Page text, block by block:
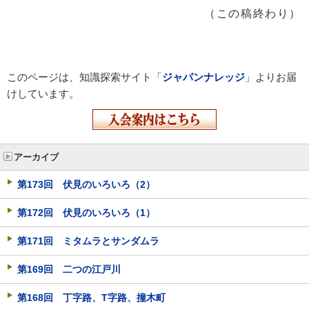
（この稿終わり）
このページは、知識探索サイト「ジャパンナレッジ 」よりお届
けしています。
アーカイブ
第173回 伏見のいろいろ（2）
第172回 伏見のいろいろ（1）
第171回 ミタムラとサンダムラ
第169回 二つの江戸川
第168回 丁字路、T字路、撞木町